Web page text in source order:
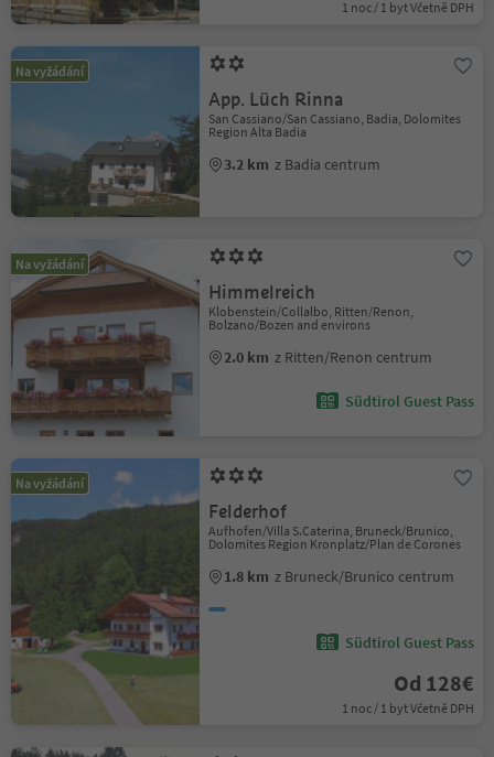
1 noc / 1 byt Včetně DPH
Na vyžádání
App. Lüch Rinna
San Cassiano/San Cassiano, Badia, Dolomites
Region Alta Badia
3.2 km z Badia centrum
Na vyžádání
Himmelreich
Klobenstein/Collalbo, Ritten/Renon,
Bolzano/Bozen and environs
2.0 km z Ritten/Renon centrum
Südtirol Guest Pass
Na vyžádání
Felderhof
Aufhofen/Villa S.Caterina, Bruneck/Brunico,
Dolomites Region Kronplatz/Plan de Corones
1.8 km z Bruneck/Brunico centrum
Südtirol Guest Pass
Od 128€
1 noc / 1 byt Včetně DPH